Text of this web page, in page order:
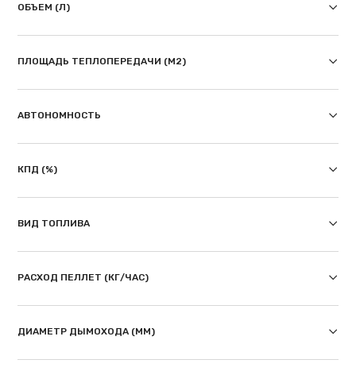
ОБЪЕМ (Л)
ПЛОЩАДЬ ТЕПЛОПЕРЕДАЧИ (М2)
АВТОНОМНОСТЬ
КПД (%)
ВИД ТОПЛИВА
РАСХОД ПЕЛЛЕТ (КГ/ЧАС)
ДИАМЕТР ДЫМОХОДА (ММ)